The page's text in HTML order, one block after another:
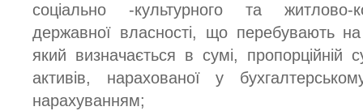
соціально -культурного та житлово-
державної власності, що перебувають
який визначається в сумі, пропорційній
активів, нарахованої у
нарахуванням;